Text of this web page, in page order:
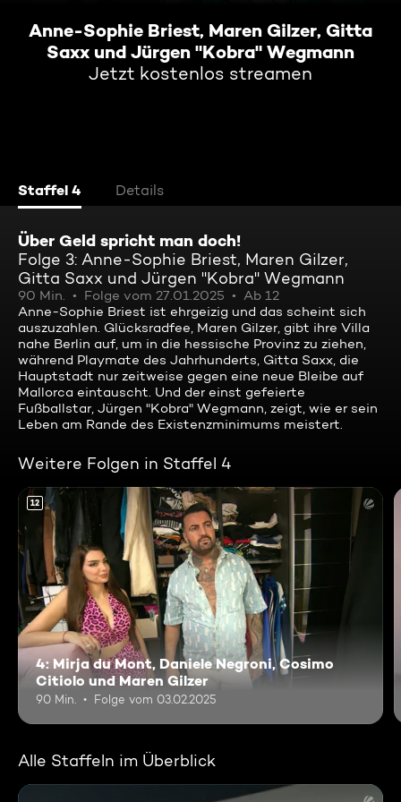
Anne-Sophie Briest, Maren Gilzer, Gitta
Saxx und Jürgen "Kobra" Wegmann
Jetzt kostenlos streamen
Staffel 4 Details
Über Geld spricht man doch!
Folge 3: Anne-Sophie Briest, Maren Gilzer,
Gitta Saxx und Jürgen "Kobra" Wegmann
90 Min. Folge vom 27.01.2025
Ab 12
Anne-Sophie Briest ist ehrgeizig und das scheint sich
auszuzahlen. Glücksradfee, Maren Gilzer, gibt ihre Villa
nahe Berlin auf, um in die hessische Provinz zu ziehen,
während Playmate des Jahrhunderts, Gitta Saxx, die
Hauptstadt nur zeitweise gegen eine neue Bleibe auf
Mallorca eintauscht. Und der einst gefeierte
Fußballstar, Jürgen "Kobra" Wegmann, zeigt, wie er sein
Leben am Rande des Existenzminimums meistert.
Weitere Folgen in Staffel 4
12
4: Mirja du Mont, Daniele Negroni, Cosimo
Citiolo und Maren Gilzer
90 Min. Folge vom 03.02.2025
Alle Staffeln im Überblick